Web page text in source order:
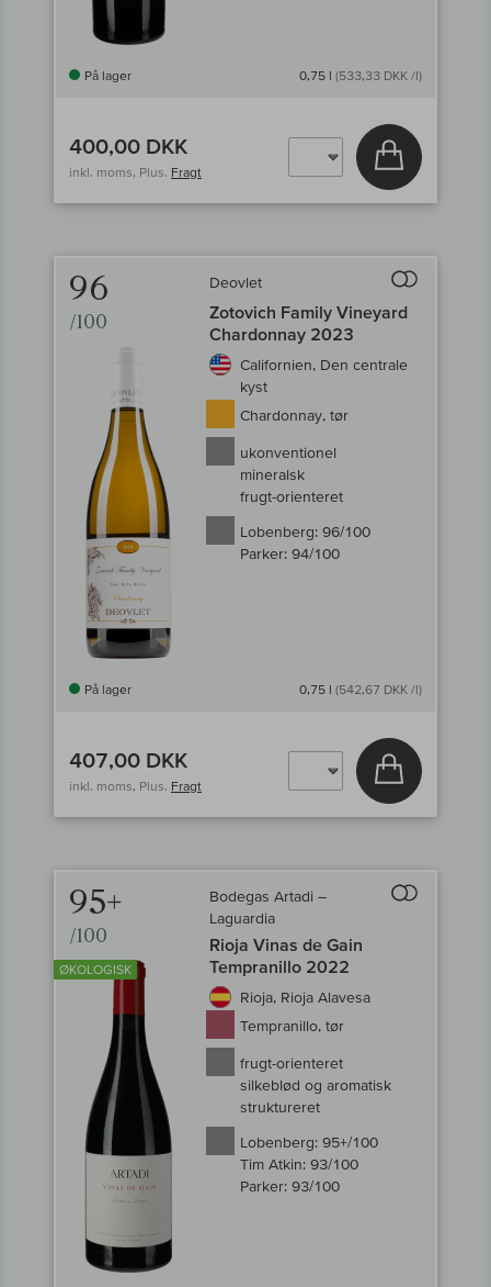
På lager 0,75 l (533,33 DKK /l)
400,00 DKK
inkl. moms, Plus. Fragt
Læg i kurv
96
/100
Deovlet
Zotovich Family Vineyard
Chardonnay 2023
Californien, Den centrale
kyst
Chardonnay, tør
ukonventionel
mineralsk
frugt-orienteret
Lobenberg: 96/100
Parker: 94/100
På lager 0,75 l (542,67 DKK /l)
407,00 DKK
inkl. moms, Plus. Fragt
Læg i kurv
95+
/100
ØKOLOGISK
Bodegas Artadi –
Laguardia
Rioja Vinas de Gain
Tempranillo 2022
Rioja, Rioja Alavesa
Tempranillo, tør
frugt-orienteret
silkeblød og aromatisk
struktureret
Lobenberg: 95+/100
Tim Atkin: 93/100
Parker: 93/100